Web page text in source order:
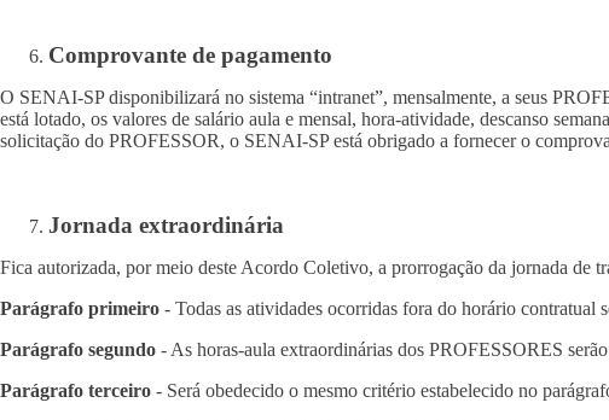
Comprovante de pagamento
O SENAI-SP disponibilizará no sistema “intranet”, mensalmente, a seus
está lotado, os valores de salário aula e mensal, hora-atividade, descanso
solicitação do PROFESSOR, o SENAI-SP está obrigado a fornecer o
Jornada extraordinária
Fica autorizada, por meio deste Acordo Coletivo, a prorrogação da jornada de
Parágrafo primeiro - Todas as atividades ocorridas fora do horário contratual
Parágrafo segundo - As horas-aula extraordinárias dos PROFESSORES
Parágrafo terceiro - Será obedecido o mesmo critério estabelecido no